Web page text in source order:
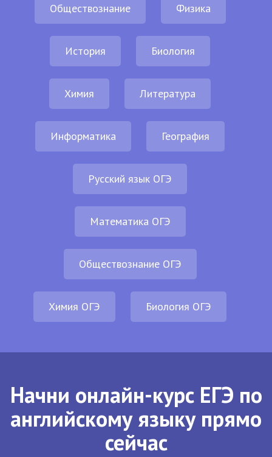
Обществознание Физика
История Биология
Химия Литература
Информатика География
Русский язык ОГЭ
Математика ОГЭ
Обществознание ОГЭ
Химия ОГЭ Биология ОГЭ
Начни онлайн-курс ЕГЭ по
английскому языку прямо
сейчас